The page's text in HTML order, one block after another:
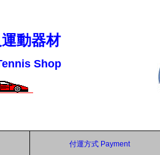
動器材
Shop
付運方式 Payment